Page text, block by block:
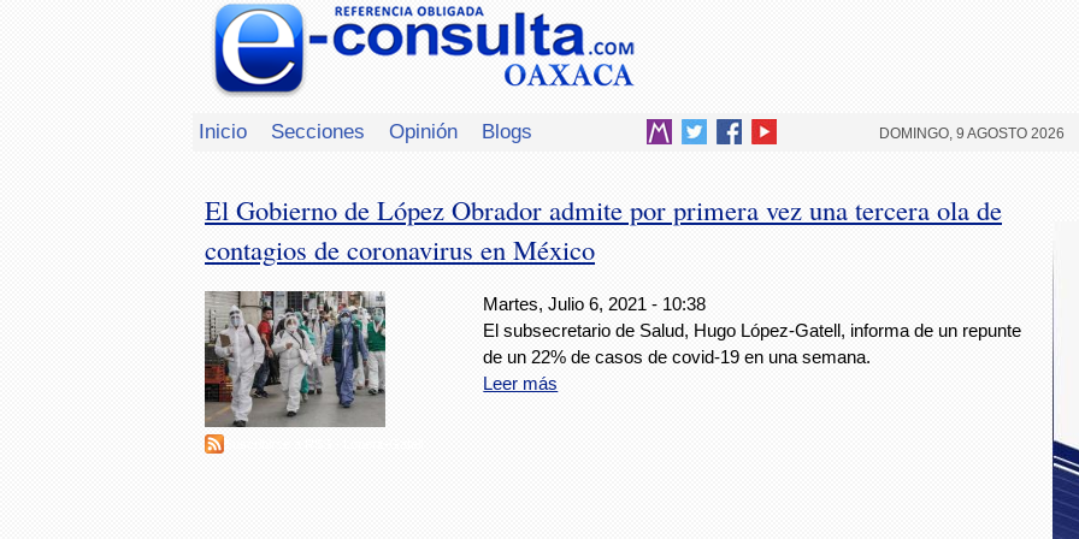
Inicio Secciones Opinión Blogs DOMINGO, 9 AGOSTO 2026
El Gobierno de López Obrador admite por primera vez una tercera ola de
contagios de coronavirus en México
Martes, Julio 6, 2021 - 10:38
El subsecretario de Salud, Hugo López-Gatell, informa de un repunte
de un 22% de casos de covid-19 en una semana.
Leer más